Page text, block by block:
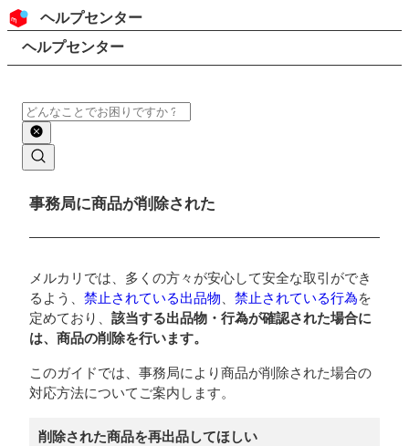
コンテンツにスキップ
ヘッダー
ヘルプセンター
検索
パンくずリスト
ヘルプセンター
検索
メインコンテンツ
事務局に商品が削除された
メルカリでは、多くの方々が安心して安全な取引ができ
るよう、 禁止されている出品物 禁止されている行為を
定めており、 該当する出品物・行為が確認された場合に
は、商品の削除を行います。
このガイドでは、事務局により商品が削除された場合の
対応方法についてご案内します。
削除された商品を再出品してほしい